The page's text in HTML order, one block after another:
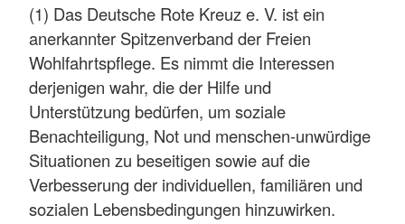
(1) Das Deutsche Rote Kreuz e. V. ist ein
anerkannter Spitzenverband der Freien
Wohlfahrtspflege. Es nimmt die Interessen
derjenigen wahr, die der Hilfe und
Unterstützung bedürfen, um soziale
Benachteiligung, Not und menschen-unwürdige
Situationen zu beseitigen sowie auf die
Verbesserung der individuellen, familiären und
sozialen Lebensbedingungen hinzuwirken.